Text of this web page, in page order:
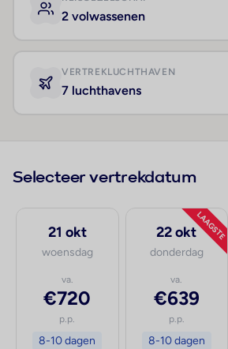
2 volwassenen
VERTREKLUCHTHAVEN
7 luchthavens
Selecteer vertrekdatum
21 okt
woensdag
va.
€720
p.p.
8-10 dagen
LAAGSTE
22 okt
donderdag
va.
€639
p.p.
8-10 dagen